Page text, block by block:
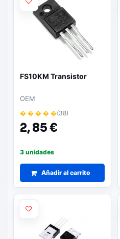
FS10KM Transistor
OEM
� � � � �(38)
2,85 €
3 unidades
Añadir al carrito